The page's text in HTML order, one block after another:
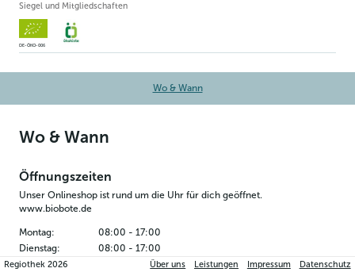
Siegel und Mitgliedschaften
DE-ÖKO-006
Wo & Wann
Wo & Wann
Öffnungszeiten
Unser Onlineshop ist rund um die Uhr für dich geöffnet.
www.biobote.de
Montag: 08:00 - 17:00
Dienstag: 08:00 - 17:00
Mittwoch: 17:00
Regiothek2026 Über uns Leistungen Impressum Datenschutz